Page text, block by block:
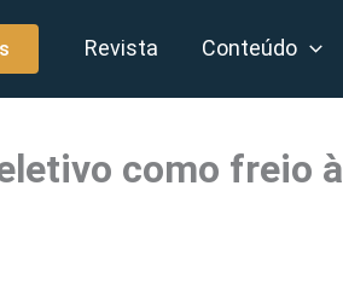
Revista Conteúdo
como freio à